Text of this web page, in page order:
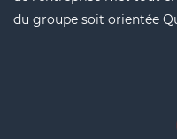
du groupe soit orientée